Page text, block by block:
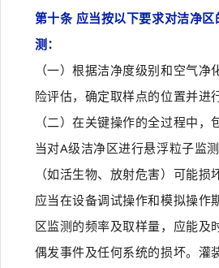
第十条 应当按以下要求对洁净
测：
（一）根据洁净度级别和空气
险评估，确定取样点的位置并进
（二）在关键操作的全过程中
当对A级洁净区进行悬浮粒子监
（如活生物、放射危害）可能损
应当在设备调试操作和模拟操作
区监测的频率及取样量，应能及
偶发事件及任何系统的损坏。灌